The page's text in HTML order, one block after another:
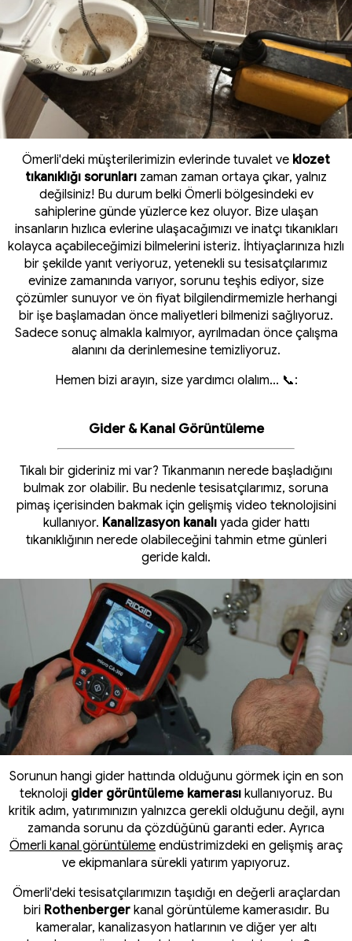
Ömerli'deki müşterilerimizin evlerinde tuvalet ve klozet
tıkanıklığı sorunları zaman zaman ortaya çıkar, yalnız
değilsiniz! Bu durum belki Ömerli bölgesindeki ev
sahiplerine günde yüzlerce kez oluyor. Bize ulaşan
insanların hızlıca evlerine ulaşacağımızı ve inatçı tıkanıkları
kolayca açabileceğimizi bilmelerini isteriz. İhtiyaçlarınıza hızlı
bir şekilde yanıt veriyoruz, yetenekli su tesisatçılarımız
evinize zamanında varıyor, sorunu teşhis ediyor, size
çözümler sunuyor ve ön fiyat bilgilendirmemizle herhangi
bir işe başlamadan önce maliyetleri bilmenizi sağlıyoruz.
Sadece sonuç almakla kalmıyor, ayrılmadan önce çalışma
alanını da derinlemesine temizliyoruz.
Hemen bizi arayın, size yardımcı olalım... 📞:
Gider & Kanal Görüntüleme
Tıkalı bir gideriniz mi var? Tıkanmanın nerede başladığını
bulmak zor olabilir. Bu nedenle tesisatçılarımız, soruna
pimaş içerisinden bakmak için gelişmiş video teknolojisini
kullanıyor. Kanalizasyon kanalıyada gider hattı
tıkanıklığının nerede olabileceğini tahmin etme günleri
geride kaldı.
Sorunun hangi gider hattında olduğunu görmek için en son
teknoloji gider görüntüleme kamerası kullanıyoruz. Bu
kritik adım, yatırımınızın yalnızca gerekli olduğunu değil, aynı
zamanda sorunu da çözdüğünü garanti eder. Ayrıca
Ömerli kanal görüntüleme endüstrimizdeki en gelişmiş araç
ve ekipmanlara sürekli yatırım yapıyoruz.
Ömerli'deki tesisatçılarımızın taşıdığı en değerli araçlardan
biri Rothenbergerkanal görüntüleme kamerasıdır. Bu
kameralar, kanalizasyon hatlarının ve diğer yer altı